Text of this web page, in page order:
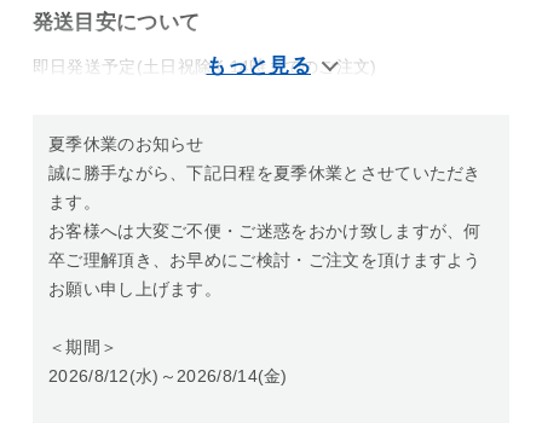
発送目安について
即日発送予定(土日祝除く14時までのご注文)
夏季休業のお知らせ
誠に勝手ながら、下記日程を夏季休業とさせていただき
ます。
お客様へは大変ご不便・ご迷惑をおかけ致しますが、何
卒ご理解頂き、お早めにご検討・ご注文を頂けますよう
お願い申し上げます。
＜期間＞
2026/8/12(水)～2026/8/14(金)